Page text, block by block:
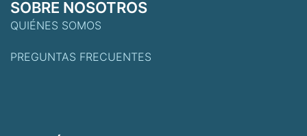
SOBRE NOSOTROS
QUIÉNES SOMOS
PREGUNTAS FRECUENTES